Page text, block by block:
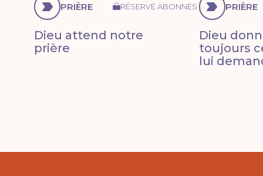
PRIÈRE RÉSERVÉ ABONNÉS
Dieu attend notre
prière
PRIÈRE
Dieu
toujours
lui